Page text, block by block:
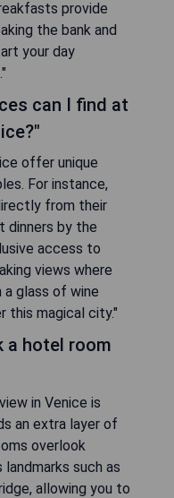
provide
the bank and
your day
can I find at
offer unique
For instance,
from their
dinners by the
access to
views where
glass of wine
this magical city."
a hotel room
in Venice is
an extra layer of
overlook
such as
allowing you to